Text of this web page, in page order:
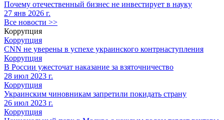
Почему отечественный бизнес не инвестирует в науку
27 янв 2026 г.
Все новости >>
Коррупция
Коррупция
CNN не уверены в успехе украинского контрнаступления
Коррупция
В России ужесточат наказание за взяточничество
28 июл 2023 г.
Коррупция
Украинским чиновникам запретили покидать страну
26 июл 2023 г.
Коррупция